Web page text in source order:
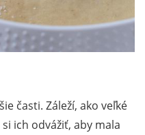
časti. Záleží, ako veľké
ich odvážiť, aby mala